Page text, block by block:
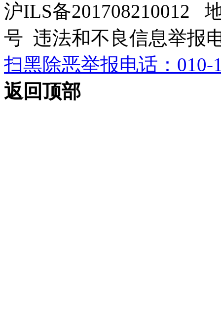
沪ILS备201708210012
号 违法和不良信息举报
扫黑除恶举报电话：010-
返回顶部